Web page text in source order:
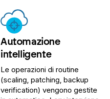
Automazione
intelligente
Le operazioni di routine
(scaling, patching, backup
verification) vengono gestite